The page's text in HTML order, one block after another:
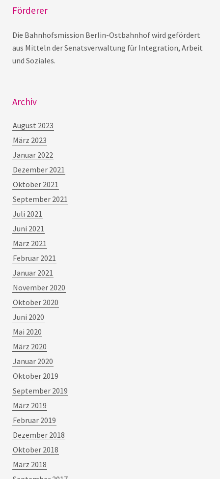
Förderer
Die Bahnhofsmission Berlin-Ostbahnhof wird gefördert
aus Mitteln der Senatsverwaltung für Integration, Arbeit
und Soziales.
Archiv
August 2023
März 2023
Januar 2022
Dezember 2021
Oktober 2021
September 2021
Juli 2021
Juni 2021
März 2021
Februar 2021
Januar 2021
November 2020
Oktober 2020
Juni 2020
Mai 2020
März 2020
Januar 2020
Oktober 2019
September 2019
März 2019
Februar 2019
Dezember 2018
Oktober 2018
März 2018